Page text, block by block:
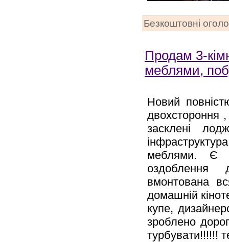
Безкоштовні
Продам 3-
меблями,
Новий
двохстороння
засклені
меблями. Є
оздоблення
вмонтована
домашній
купе,
зроблено
турбувати!!!!!!